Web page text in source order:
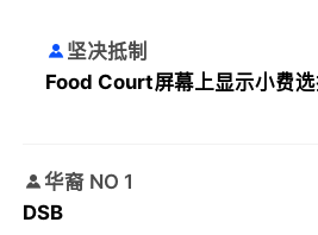
坚决抵制
Food Court屏幕上显示小费
华裔 NO 1
DSB